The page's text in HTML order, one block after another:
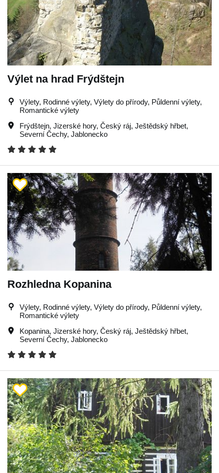
Výlet na hrad Frýdštejn
Výlety, Rodinné výlety, Výlety do přírody, Půldenní výlety,
Romantické výlety
Frýdštejn, Jizerské hory, Český ráj, Ještědský hřbet,
Severní Čechy, Jablonecko
Rozhledna Kopanina
Výlety, Rodinné výlety, Výlety do přírody, Půldenní výlety,
Romantické výlety
Kopanina, Jizerské hory, Český ráj, Ještědský hřbet,
Severní Čechy, Jablonecko